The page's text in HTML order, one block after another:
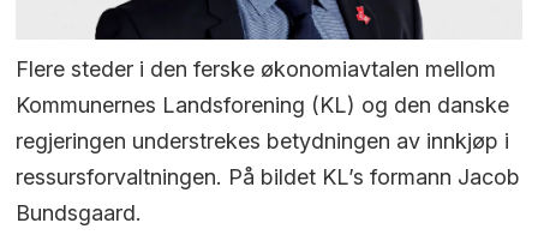
Flere steder i den ferske økonomiavtalen mellom
Kommunernes Landsforening (KL) og den danske
regjeringen understrekes betydningen av innkjøp i
ressursforvaltningen. På bildet KL’s formann Jacob
Bundsgaard.